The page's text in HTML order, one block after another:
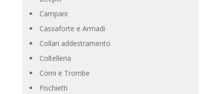
Campani
Cassaforte e Armadi
Collari addestramento
Coltelleria
Corni e Trombe
Fischietti